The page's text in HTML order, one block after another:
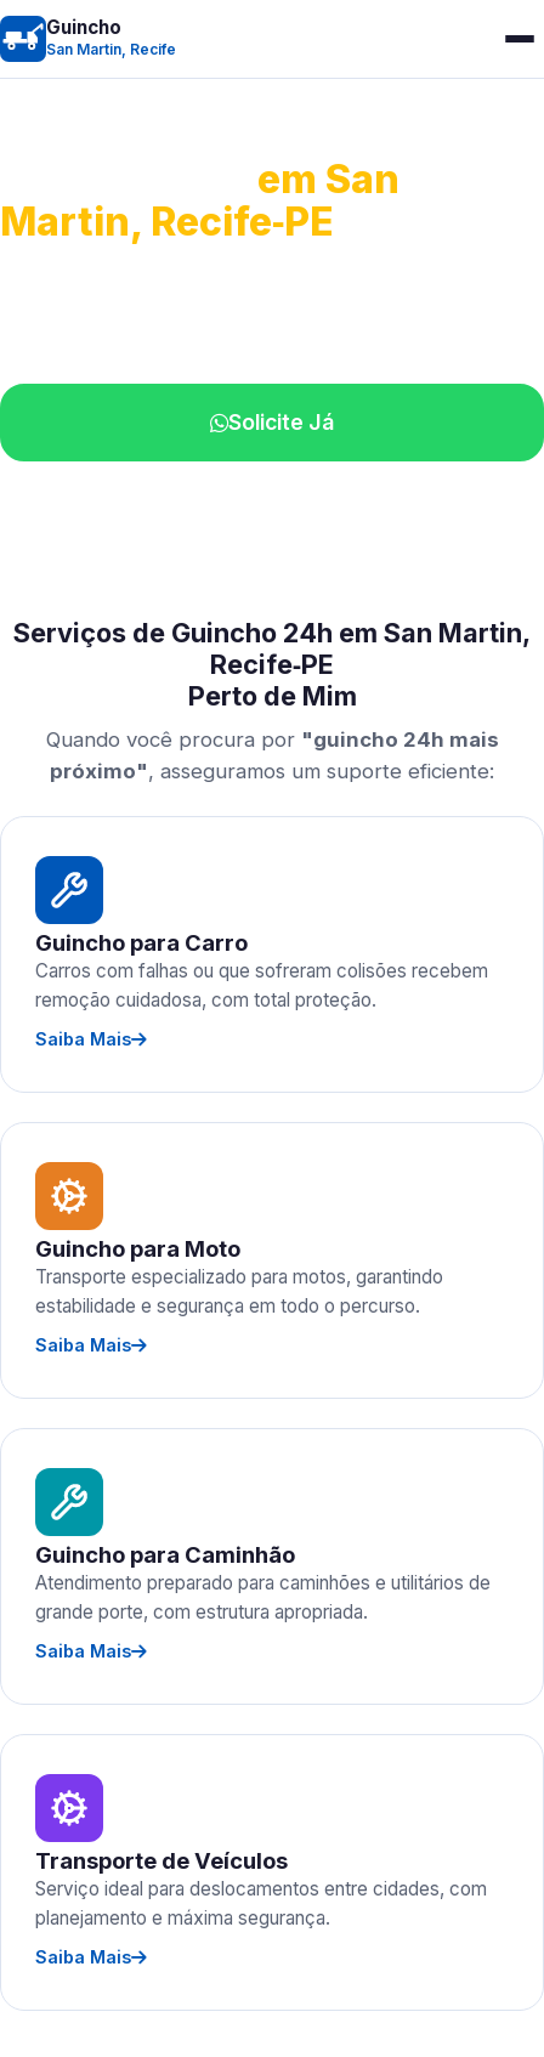
Guincho
San Martin, Recife
em San
Martin, Recife‑PE
Solicite Já
Serviços de Guincho 24h em San Martin,
Recife‑PE
Perto de Mim
Quando você procura por "guincho 24h mais
próximo", asseguramos um suporte eficiente:
Guincho para Carro
Carros com falhas ou que sofreram colisões recebem
remoção cuidadosa, com total proteção.
Saiba Mais
Guincho para Moto
Transporte especializado para motos, garantindo
estabilidade e segurança em todo o percurso.
Saiba Mais
Guincho para Caminhão
Atendimento preparado para caminhões e utilitários de
grande porte, com estrutura apropriada.
Saiba Mais
Transporte de Veículos
Serviço ideal para deslocamentos entre cidades, com
planejamento e máxima segurança.
Saiba Mais